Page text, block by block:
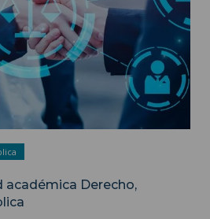
académica Derecho,